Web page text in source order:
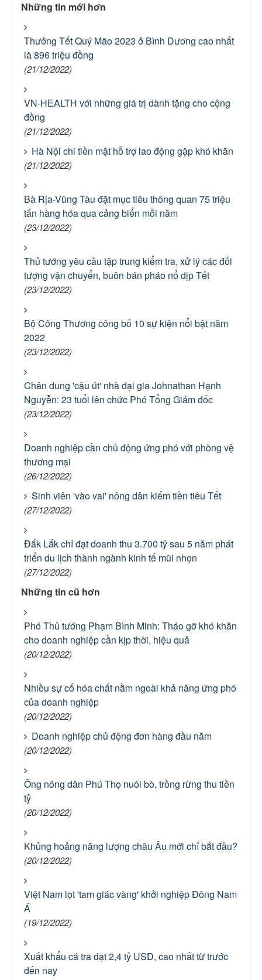
Những tin mới hơn
Thưởng Tết Quý Mão 2023 ở Bình Dương cao nhất
là 896 triệu đồng
(21/12/2022)
VN-HEALTH với những giá trị dành tặng cho cộng
đồng
(21/12/2022)
Hà Nội chi tiền mặt hỗ trợ lao động gặp khó khăn
(21/12/2022)
Bà Rịa-Vũng Tàu đặt mục tiêu thông quan 75 triệu
tấn hàng hóa qua cảng biển mỗi năm
(23/12/2022)
Thủ tướng yêu cầu tập trung kiểm tra, xử lý các đối
tượng vận chuyển, buôn bán pháo nổ dịp Tết
(23/12/2022)
Bộ Công Thương công bố 10 sự kiện nổi bật năm
2022
(23/12/2022)
Chân dung 'cậu út' nhà đại gia Johnathan Hạnh
Nguyễn: 23 tuổi lên chức Phó Tổng Giám đốc
(23/12/2022)
Doanh nghiệp cần chủ động ứng phó với phòng vệ
thương mại
(26/12/2022)
Sinh viên 'vào vai' nông dân kiếm tiền tiêu Tết
(27/12/2022)
Đắk Lắk chỉ đạt doanh thu 3.700 tỷ sau 5 năm phát
triển du lịch thành ngành kinh tế mũi nhọn
(27/12/2022)
Những tin cũ hơn
Phó Thủ tướng Phạm Bình Minh: Tháo gỡ khó khăn
cho doanh nghiệp cần kịp thời, hiệu quả
(20/12/2022)
Nhiều sự cố hóa chất nằm ngoài khả năng ứng phó
của doanh nghiệp
(20/12/2022)
Doanh nghiệp chủ động đơn hàng đầu năm
(20/12/2022)
Ông nông dân Phú Thọ nuôi bò, trồng rừng thu tiền
tỷ
(20/12/2022)
Khủng hoảng năng lượng châu Âu mới chỉ bắt đầu?
(20/12/2022)
Việt Nam lọt 'tam giác vàng' khởi nghiệp Đông Nam
Á
(19/12/2022)
Xuất khẩu cá tra đạt 2,4 tỷ USD, cao nhất từ trước
đến nay